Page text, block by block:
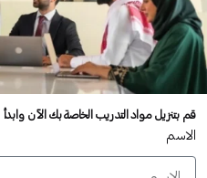
تدريب أكبر عدد تريده من
لا توجد رسوم تجديد سنوية
تدريب أكبر عدد تريده من
قم بتنزيل مواد التدريب الخاصة بك الآن وابدأ
الاسم